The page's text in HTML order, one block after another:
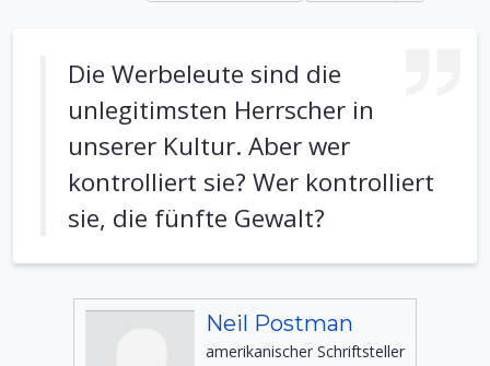
Die Werbeleute sind die
unlegitimsten Herrscher in
unserer Kultur. Aber wer
kontrolliert sie? Wer kontrolliert
sie, die fünfte Gewalt?
Neil Postman
amerikanischer Schriftsteller